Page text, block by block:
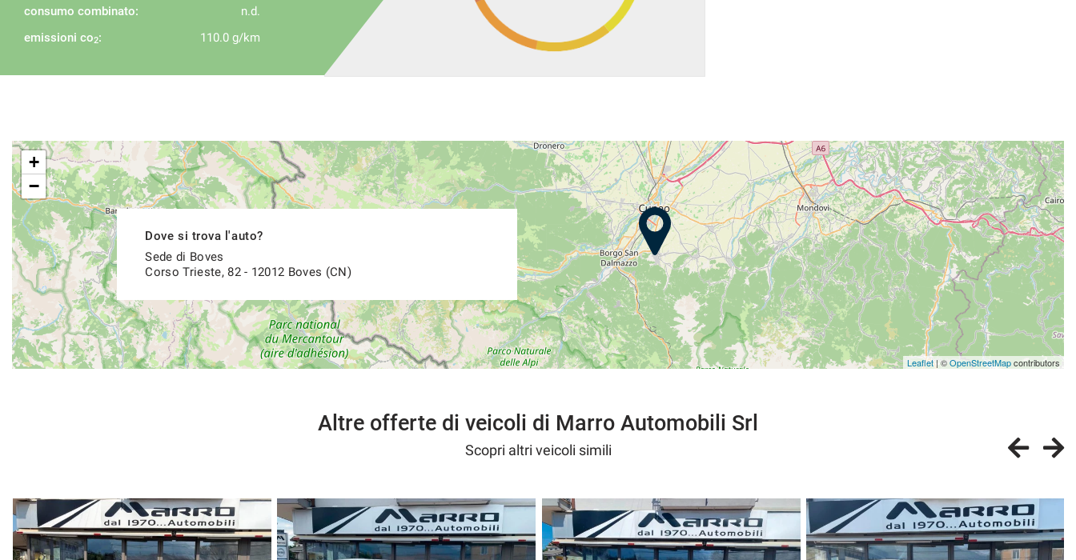
consumo combinato:
n.d.
emissioni co2: 110.0 g/km
Dove si trova l'auto?
Sede di Boves
Corso Trieste, 82 - 12012 Boves (CN)
+
−
Leaflet| ©OpenStreetMapcontributors
Altre offerte di veicoli di Marro Automobili Srl
Scopri altri veicoli simili